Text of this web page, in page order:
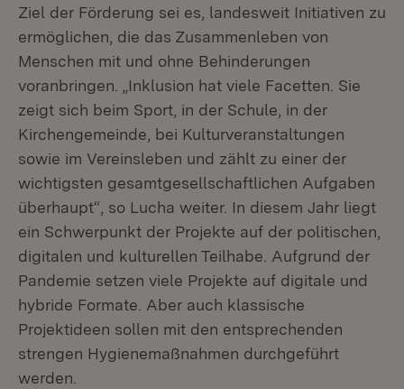
Ziel der Förderung sei es, landesweit Initiativen zu
ermöglichen, die das Zusammenleben von
Menschen mit und ohne Behinderungen
voranbringen. „Inklusion hat viele Facetten. Sie
zeigt sich beim Sport, in der Schule, in der
Kirchengemeinde, bei Kulturveranstaltungen
sowie im Vereinsleben und zählt zu einer der
wichtigsten gesamtgesellschaftlichen Aufgaben
überhaupt“, so Lucha weiter. In diesem Jahr liegt
ein Schwerpunkt der Projekte auf der politischen,
digitalen und kulturellen Teilhabe. Aufgrund der
Pandemie setzen viele Projekte auf digitale und
hybride Formate. Aber auch klassische
Projektideen sollen mit den entsprechenden
strengen Hygienemaßnahmen durchgeführt
werden.